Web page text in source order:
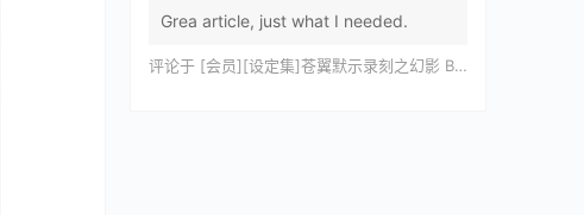
Grea article, just what I needed.
评论于 [会员][设定集]苍翼默示录刻之幻影 BLAZBLUE CHRONOPHANTASMA 公式設定資料集II